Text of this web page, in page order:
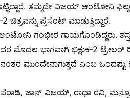
ತಮ್ಮದೇ ವಿಜಯ್ ಆಂಟೋನಿ
ಪ್ರೆಸೆಂಟ್ ಮಾಡುತ್ತಿದ್ದಾರೆ.
ಗಂಭೀರ ಗಾಯಗೊಂಡಿದ್ದರು.
ಮೊದಲ ಭಾಗವಾಗಿ ಭಿಕ್ಷುಕ-2
ಮುಂದೇನಾಗುತ್ತದೆ ಎಂಬ ಒಂದಷ್ಟು
ಜಾನ್ ವಿಜಯ್, ರಾಧಾ ರವಿ,